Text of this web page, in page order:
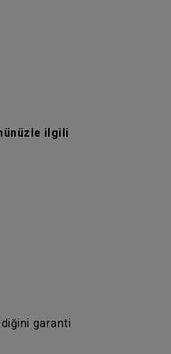
ilgili
garanti